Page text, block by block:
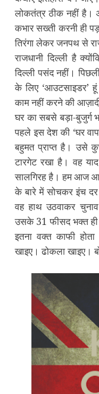
लोकतंत्र ठीक नहीं है।
कभार सख्‍ती करनी ही
तिरंगा लेकर जनपथ से
राजधानी दिल्‍ली है
दिल्‍ली पसंद नहीं।
के लिए ‘आउटसाइडर’
काम नहीं करने की
घर का सबसे बड़ा-बुजुर्ग
पहले इस देश की ‘घर
बहुमत प्राप्‍त है। उसे
टारगेट रखा है। वह
सालगिरह है। हम आज
के बारे में सोचकर इंच
वह हाथ उठवाकर
उसके 31 फीसद भक्‍त ही
इतना वक्‍त काफी
खाइए। ढोकला खाइए।